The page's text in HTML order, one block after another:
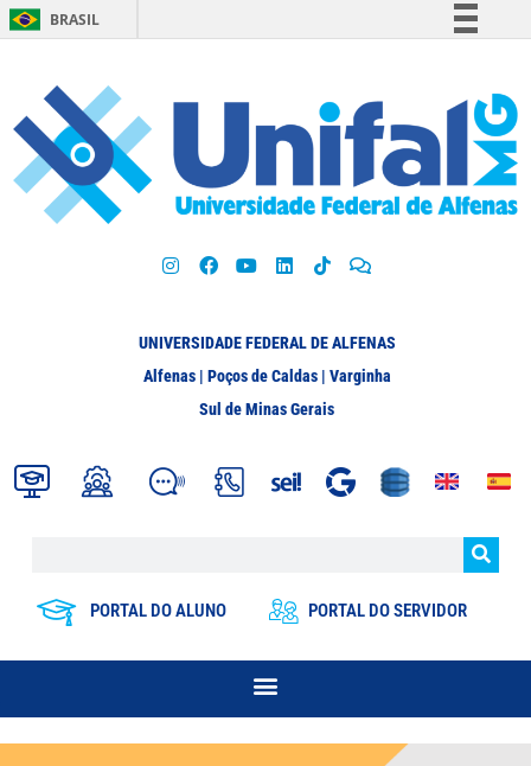
BRASIL
Participe
Acesso à informação
Legislação
UNIVERSIDADE FEDERAL DE ALFENAS
Alfenas | Poços de Caldas | Varginha
Sul de Minas Gerais
PORTAL DO ALUNO PORTAL DO SERVIDOR